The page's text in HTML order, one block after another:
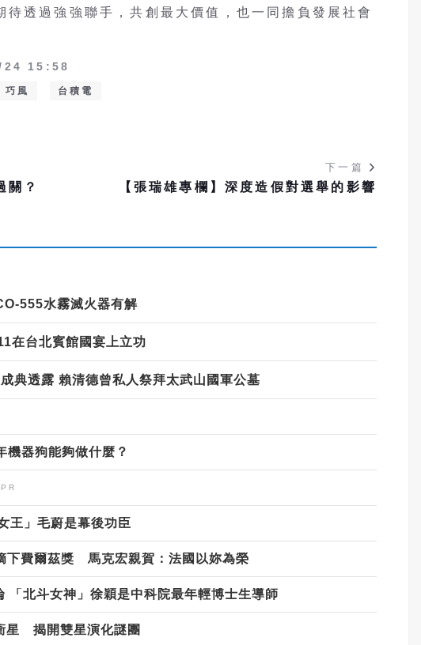
待透過強強聯手，共創最大價值，也一同擔負發展社會
24 15:58
巧風 台積電
關？
下一篇
【張瑞雄專欄】深度造假對選舉的影響
555水霧滅火器有解
在台北賓館國宴上立功
典透露 賴清德曾私人祭拜太武山國軍公墓
器狗能夠做什麼？
王」毛蔚是幕後功臣
下費爾茲獎 馬克宏親賀：法國以妳為榮
「北斗女神」徐穎是中科院最年輕博士生導師
星 揭開雙星演化謎團